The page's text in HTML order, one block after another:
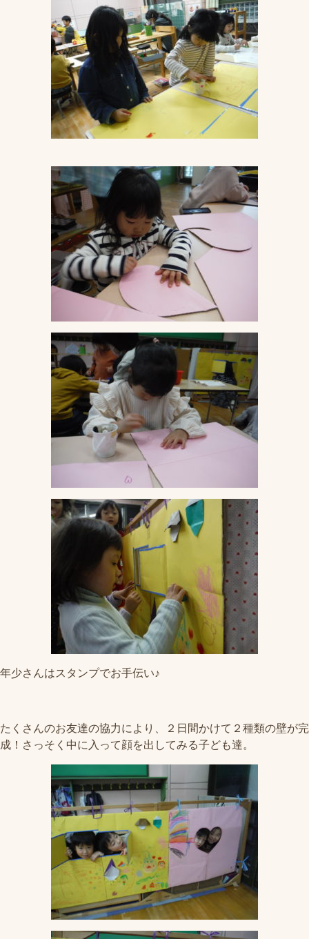
年少さんはスタンプでお手伝い♪
たくさんのお友達の協力により、２日間かけて２種類の壁が完
成！さっそく中に入って顔を出してみる子ども達。